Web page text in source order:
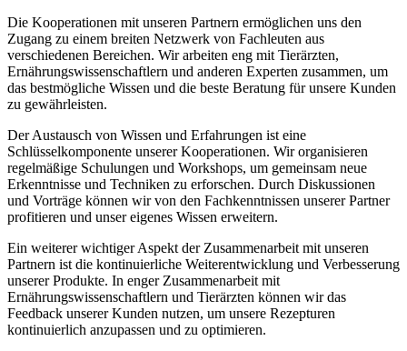
Die Kooperationen⁣ mit⁣ unseren Partnern ermöglichen uns den
Zugang​ zu einem breiten Netzwerk von Fachleuten ⁢aus
verschiedenen Bereichen. Wir arbeiten eng mit Tierärzten,
Ernährungswissenschaftlern und anderen Experten zusammen,⁤ um
das bestmögliche Wissen und die ⁣beste Beratung für ⁤unsere Kunden
zu gewährleisten.
Der Austausch ‌von Wissen‌ und ​Erfahrungen ⁤ist eine
Schlüsselkomponente unserer Kooperationen. Wir organisieren
regelmäßige Schulungen und Workshops,⁢ um gemeinsam neue
Erkenntnisse und Techniken zu erforschen. Durch Diskussionen
und ⁤Vorträge können‌ wir von ⁣den ‍Fachkenntnissen unserer Partner
profitieren ‌und ⁣unser eigenes Wissen erweitern.
Ein weiterer wichtiger Aspekt ‌der Zusammenarbeit mit unseren
Partnern ist die kontinuierliche Weiterentwicklung und Verbesserung
unserer Produkte. In enger Zusammenarbeit‌ mit
Ernährungswissenschaftlern und Tierärzten können wir⁢ das
Feedback unserer Kunden nutzen, um unsere Rezepturen
kontinuierlich anzupassen und zu optimieren.